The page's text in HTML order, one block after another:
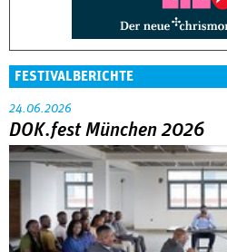
FESTIVALBERICHTE
24.06.2026
DOK.fest München 2026